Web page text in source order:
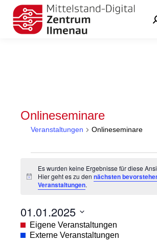
Onlineseminare
Veranstaltungen Onlineseminare
Hinweis
Es wurden keine Ergebnisse für diese
Hier geht es zu dennächsten
Veranstaltungen.
01.01.2025
Datum
wählen.
Eigene Veranstaltungen
Externe Veranstaltungen